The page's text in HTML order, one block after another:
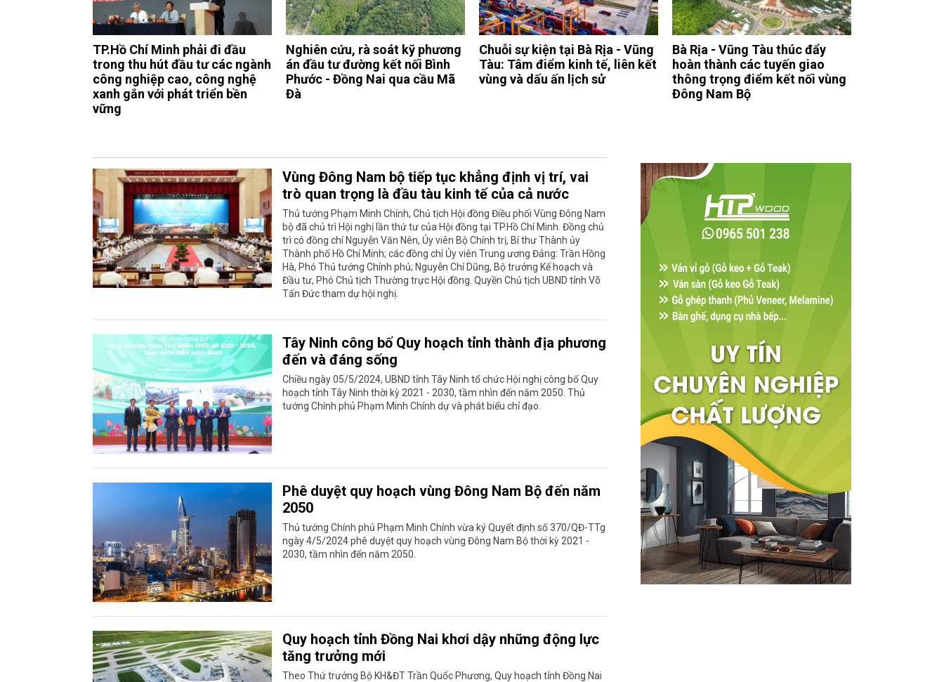
TP.Hồ Chí Minh phải đi đầu
trong thu hút đầu tư các ngành
công nghiệp cao, công nghệ
xanh gắn với phát triển bền
vững
Nghiên cứu, rà soát kỹ phương
án đầu tư đường kết nối Bình
Phước - Đồng Nai qua cầu Mã
Đà
Chuỗi sự kiện tại Bà Rịa - Vũng
Tàu: Tâm điểm kinh tế, liên kết
vùng và dấu ấn lịch sử
Bà Rịa - Vũng Tàu thúc đẩy
hoàn thành các tuyến giao
thông trọng điểm kết nối vùng
Đông Nam Bộ
Vùng Đông Nam bộ tiếp tục khẳng định vị trí, vai
trò quan trọng là đầu tàu kinh tế của cả nước
Thủ tướng Phạm Minh Chính, Chủ tịch Hội đồng Điều phối Vùng Đông Nam
bộ đã chủ trì Hội nghị lần thứ tư của Hội đồng tại TP.Hồ Chí Minh. Đồng chủ
trì có đồng chí Nguyễn Văn Nên, Ủy viên Bộ Chính trị, Bí thư Thành ủy
Thành phố Hồ Chí Minh; các đồng chí Ủy viên Trung ương Đảng: Trần Hồng
Hà, Phó Thủ tướng Chính phủ; Nguyễn Chí Dũng, Bộ trưởng Kế hoạch và
Đầu tư, Phó Chủ tịch Thường trực Hội đồng. Quyền Chủ tịch UBND tỉnh Võ
Tấn Đức tham dự hội nghị.
Tây Ninh công bố Quy hoạch tỉnh thành địa phương
đến và đáng sống
Chiều ngày 05/5/2024, UBND tỉnh Tây Ninh tổ chức Hội nghị công bố Quy
hoạch tỉnh Tây Ninh thời kỳ 2021 - 2030, tầm nhìn đến năm 2050. Thủ
tướng Chính phủ Phạm Minh Chính dự và phát biểu chỉ đạo.
Phê duyệt quy hoạch vùng Đông Nam Bộ đến năm
2050
Thủ tướng Chính phủ Phạm Minh Chính vừa ký Quyết định số 370/QĐ-TTg
ngày 4/5/2024 phê duyệt quy hoạch vùng Đông Nam Bộ thời kỳ 2021 -
2030, tầm nhìn đến năm 2050.
Quy hoạch tỉnh Đồng Nai khơi dậy những động lực
tăng trưởng mới
Theo Thứ trưởng Bộ KH&ĐT Trần Quốc Phương, Quy hoạch tỉnh Đồng Nai